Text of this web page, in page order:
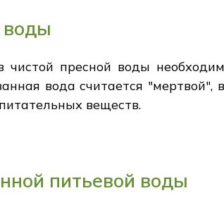
воды
чистой пресной воды
вода считается "мертвой",
веществ.
питьевой воды